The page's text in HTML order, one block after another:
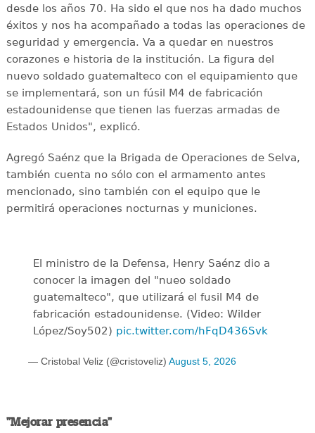
desde los años 70. Ha sido el que nos ha dado muchos
éxitos y nos ha acompañado a todas las operaciones de
seguridad y emergencia. Va a quedar en nuestros
corazones e historia de la institución. La figura del
nuevo soldado guatemalteco con el equipamiento que
se implementará, son un fúsil M4 de fabricación
estadounidense que tienen las fuerzas armadas de
Estados Unidos", explicó.
Agregó Saénz que la Brigada de Operaciones de Selva,
también cuenta no sólo con el armamento antes
mencionado, sino también con el equipo que le
permitirá operaciones nocturnas y municiones.
El ministro de la Defensa, Henry Saénz dio a
conocer la imagen del "nueo soldado
guatemalteco", que utilizará el fusil M4 de
fabricación estadounidense. (Video: Wilder
López/Soy502) pic.twitter.com/hFqD436Svk
— Cristobal Veliz (@cristoveliz) August 5, 2026
"Mejorar presencia"